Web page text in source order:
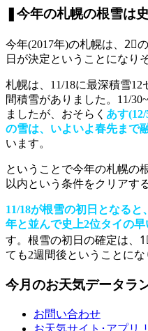
❚今年の札幌の根雪は
今年(2017年)の札幌は、2⃣
日が決定ということになり
札幌は、11/18に最深積雪12
間積雪がありました。11/
ましたが、おそらく あす
の雪は、いよいよ春先まで
います。
ということで今年の札幌の
以内という条件をクリアす
11/18が根雪の初日となると
年と並んで史上2位タイの
す。根雪の初日の確定は、
ても2週間後ということにな
今月のお天気データラ
お問い合わせ
お天気サイト･アプリ